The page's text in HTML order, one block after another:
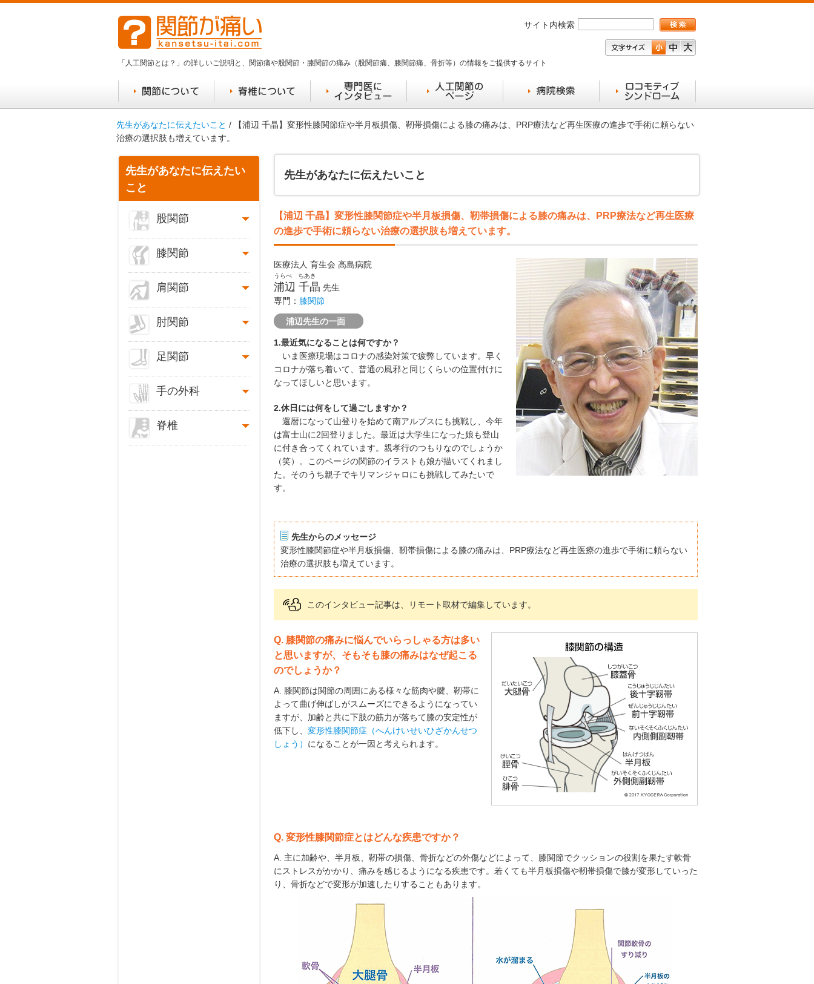
「人工関節とは？」の詳しいご説明と、関節痛や股関節・膝関節の痛み（股関節痛、膝関節痛、骨折等）の情報をご提供するサイト
サイト内検索
先生があなたに伝えたいこと / 【浦辺 千晶】変形性膝関節症や半月板損傷、靭帯損傷による膝の痛みは、PRP療法など再生医療の進歩で手術に頼らない
治療の選択肢も増えています。
先生があなたに伝えたいこと
【浦辺 千晶】変形性膝関節症や半月板損傷、靭帯損傷による膝の痛みは、PRP療法など再生医療
の進歩で手術に頼らない治療の選択肢も増えています。
医療法人 育生会 高島病院
うらべ ちあき
浦辺 千晶 先生
専門： 膝関節
浦辺先生の一面
1.最近気になることは何ですか？
いま医療現場はコロナの感染対策で疲弊しています。早く
コロナが落ち着いて、普通の風邪と同じくらいの位置付けに
なってほしいと思います。
2.休日には何をして過ごしますか？
還暦になって山登りを始めて南アルプスにも挑戦し、今年
は富士山に2回登りました。最近は大学生になった娘も登山
に付き合ってくれています。親孝行のつもりなのでしょうか
（笑）。このページの関節のイラストも娘が描いてくれまし
た。そのうち親子でキリマンジャロにも挑戦してみたいで
す。
先生からのメッセージ
変形性膝関節症や半月板損傷、靭帯損傷による膝の痛みは、PRP療法など再生医療の進歩で手術に頼らない
治療の選択肢も増えています。
このインタビュー記事は、リモート取材で編集しています。
Q. 膝関節の痛みに悩んでいらっしゃる方は多い
と思いますが、そもそも膝の痛みはなぜ起こる
のでしょうか？
A. 膝関節は関節の周囲にある様々な筋肉や腱、靭帯に
よって曲げ伸ばしがスムーズにできるようになってい
ますが、加齢と共に下肢の筋力が落ちて膝の安定性が
低下し、 変形性膝関節症（へんけいせいひざかんせつ
しょう） になることが一因と考えられます。
Q. 変形性膝関節症とはどんな疾患ですか？
A. 主に加齢や、半月板、靭帯の損傷、骨折などの外傷などによって、膝関節でクッションの役割を果たす軟骨
にストレスがかかり、痛みを感じるようになる疾患です。若くても半月板損傷や靭帯損傷で膝が変形していった
り、骨折などで変形が加速したりすることもあります。
先生があなたに伝えたい
こと
股関節
膝関節
肩関節
肘関節
足関節
手の外科
脊椎